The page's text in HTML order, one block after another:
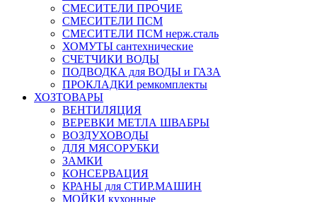
СМЕСИТЕЛИ ПРОЧИЕ
СМЕСИТЕЛИ ПСМ
СМЕСИТЕЛИ ПСМ нерж.сталь
ХОМУТЫ сантехнические
СЧЕТЧИКИ ВОДЫ
ПОДВОДКА для ВОДЫ и ГАЗА
ПРОКЛАДКИ ремкомплекты
ХОЗТОВАРЫ
ВЕНТИЛЯЦИЯ
ВЕРЕВКИ МЕТЛА ШВАБРЫ
ВОЗДУХОВОДЫ
ДЛЯ МЯСОРУБКИ
ЗАМКИ
КОНСЕРВАЦИЯ
КРАНЫ для СТИР.МАШИН
МОЙКИ кухонные